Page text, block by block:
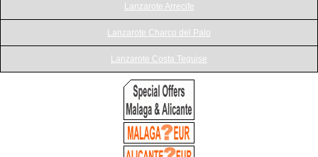
Lanzarote Arrecife
Lanzarote Charco del Palo
Lanzarote Costa Teguise